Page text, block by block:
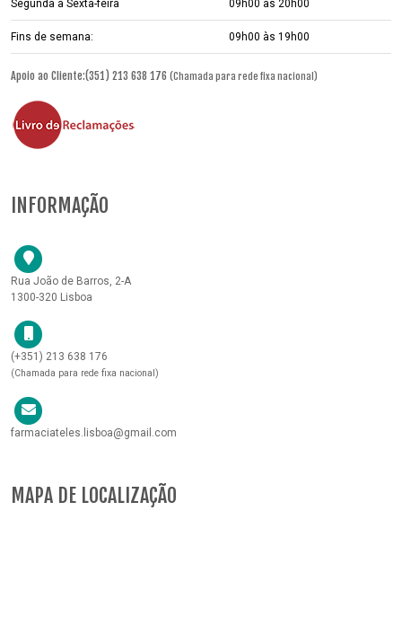
Segunda à Sexta-feira 09h00 às 20h00
Fins de semana: 09h00 às 19h00
Apoio ao Cliente:(351) 213 638 176 (Chamada para rede fixa nacional)
INFORMAÇÃO
Rua João de Barros, 2-A
1300-320 Lisboa
(+351) 213 638 176
(Chamada para rede fixa nacional)
farmaciateles.lisboa@gmail.com
MAPA DE LOCALIZAÇÃO